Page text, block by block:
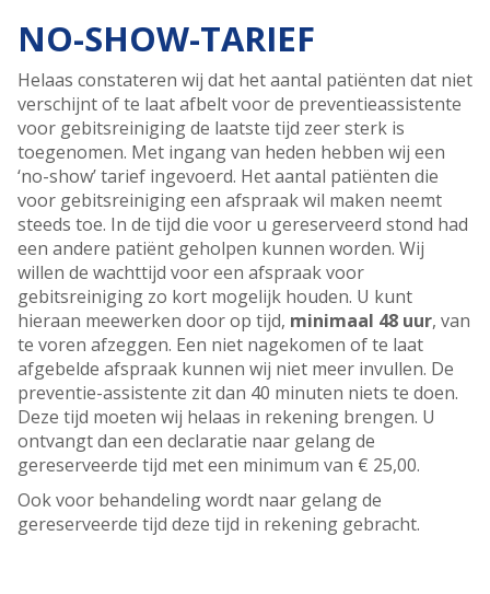
NO-SHOW-TARIEF
Helaas constateren wij dat het aantal patiënten dat niet
verschijnt of te laat afbelt voor de preventieassistente
voor gebitsreiniging de laatste tijd zeer sterk is
toegenomen. Met ingang van heden hebben wij een
‘no-show’ tarief ingevoerd. Het aantal patiënten die
voor gebitsreiniging een afspraak wil maken neemt
steeds toe. In de tijd die voor u gereserveerd stond had
een andere patiënt geholpen kunnen worden. Wij
willen de wachttijd voor een afspraak voor
gebitsreiniging zo kort mogelijk houden. U kunt
hieraan meewerken door op tijd, minimaal 48 uur, van
te voren afzeggen. Een niet nagekomen of te laat
afgebelde afspraak kunnen wij niet meer invullen. De
preventie-assistente zit dan 40 minuten niets te doen.
Deze tijd moeten wij helaas in rekening brengen. U
ontvangt dan een declaratie naar gelang de
gereserveerde tijd met een minimum van € 25,00.
Ook voor behandeling wordt naar gelang de
gereserveerde tijd deze tijd in rekening gebracht.